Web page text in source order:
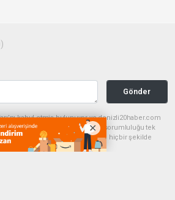
Gönder
kabul etmiş bulunuyor ve denizli20haber.com
ilgili doğrudan veya dolaylı tüm sorumluluğu tek
tüm yorumlardan site yönetimi hiçbir şekilde